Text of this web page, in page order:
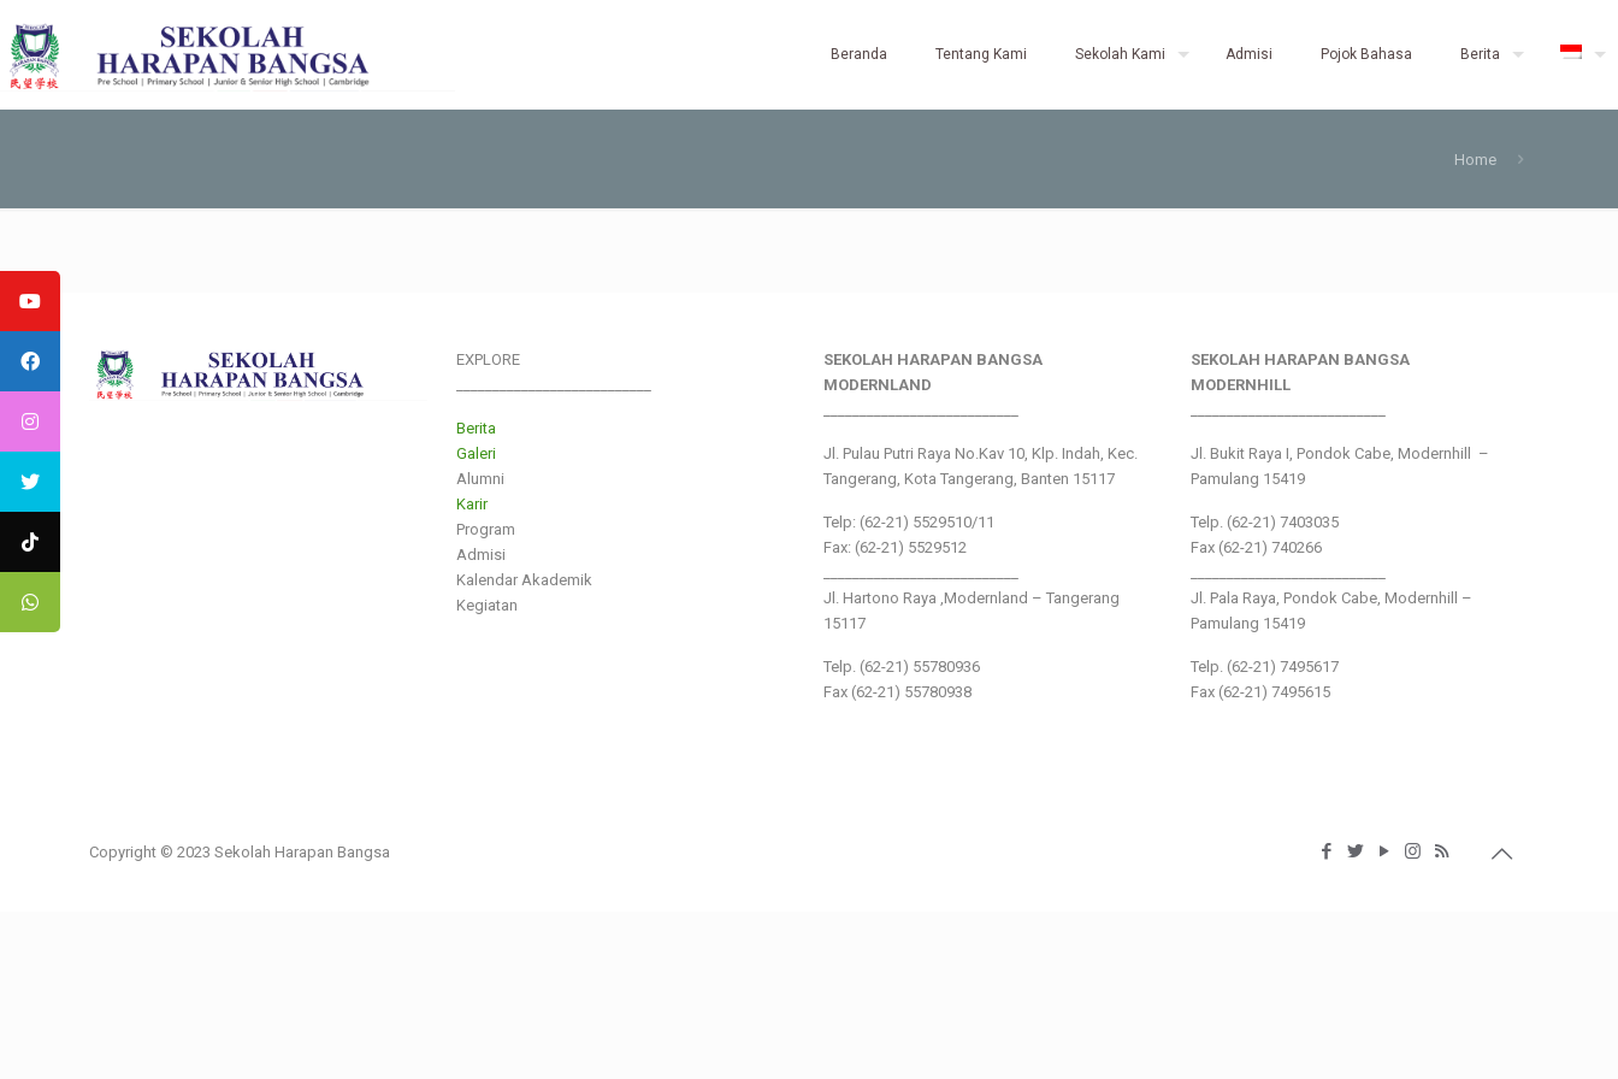
Beranda Tentang Kami Sekolah Kami Admisi Pojok Bahasa Berita
Home
EXPLORE
Berita
Galeri
Alumni
Karir
Program
Admisi
Kalendar Akademik
Kegiatan
SEKOLAH HARAPAN BANGSA
MODERNLAND
Jl. Pulau Putri Raya No.Kav 10, Klp. Indah, Kec.
Tangerang, Kota Tangerang, Banten 15117
Telp: (62-21) 5529510/11
Fax: (62-21) 5529512
Jl. Hartono Raya ,Modernland – Tangerang
15117
Telp. (62-21) 55780936
Fax (62-21) 55780938
SEKOLAH HARAPAN BANGSA
MODERNHILL
Jl. Bukit Raya I, Pondok Cabe, Modernhill –
Pamulang 15419
Telp. (62-21) 7403035
Fax (62-21) 740266
Jl. Pala Raya, Pondok Cabe, Modernhill –
Pamulang 15419
Telp. (62-21) 7495617
Fax (62-21) 7495615
Copyright © 2023 Sekolah Harapan Bangsa